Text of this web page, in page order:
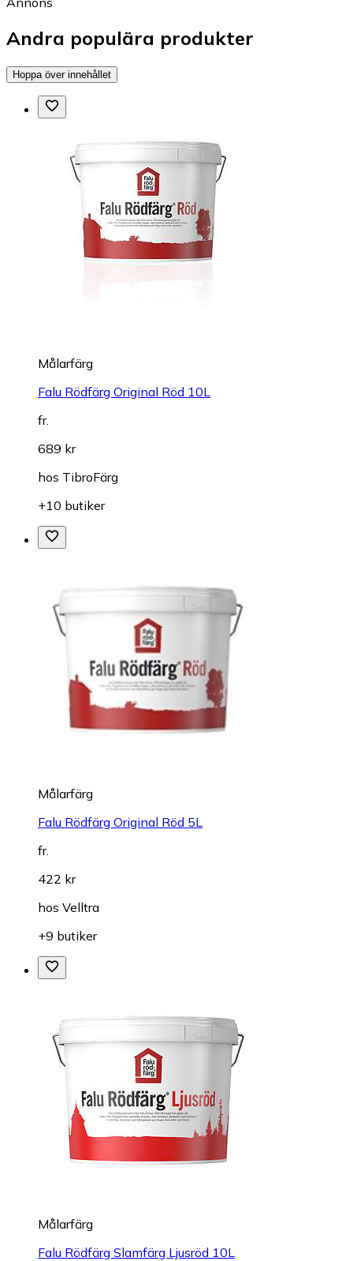
Andra populära produkter
Hoppa över innehållet
Målarfärg
Falu Rödfärg Original Röd 10L
fr.
689 kr
hos TibroFärg
+10 butiker
Målarfärg
Falu Rödfärg Original Röd 5L
fr.
422 kr
hos Velltra
+9 butiker
Målarfärg
Falu Rödfärg Slamfärg Ljusröd 10L